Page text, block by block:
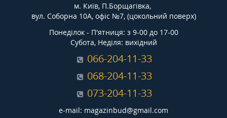
м. Київ, П.Борщагівка,
вул. Соборна 10А, офіс №7, (цокольний поверх)
Понеділок - П'ятниця: з 9-00 до 17-00
Субота, Неділя: вихідний
066-204-11-33
068-204-11-33
073-204-11-33
e-mail: magazinbud@gmail.com